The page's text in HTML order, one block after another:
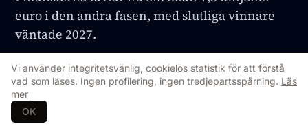
euro i den andra fasen, med slutliga vinnare
väntade 2027.
INTERNATIONAL29 Jul 2026Uppdaterad 29 Jul 2026
Originalkälla ↗
Vi använder integritetsvänlig, cookielös statistik för att förstå
vad som läses. Ingen profilering, ingen tredjepartsspårning. Läs
mer
OK